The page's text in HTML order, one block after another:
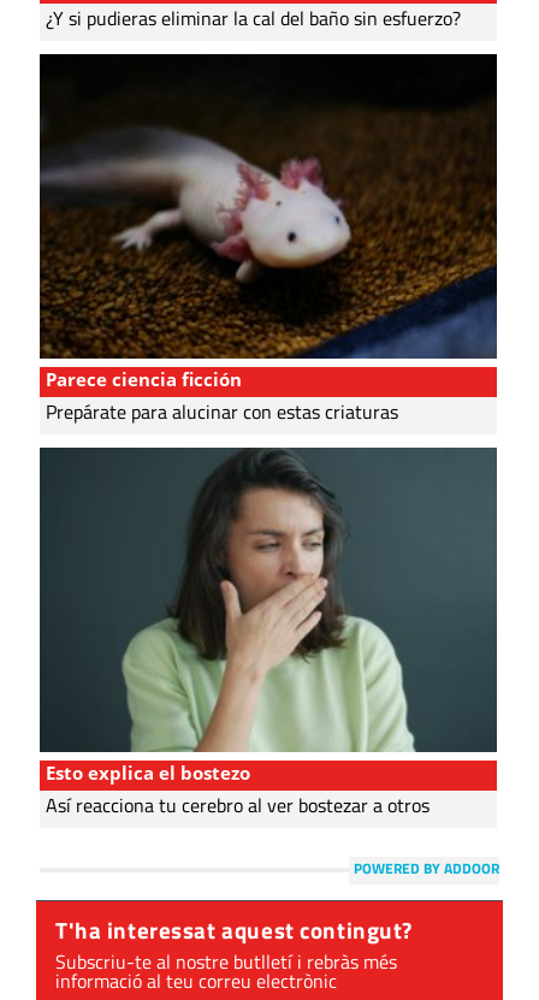
¿Y si pudieras eliminar la cal del baño sin esfuerzo?
Parece ciencia ficción
Prepárate para alucinar con estas criaturas
Esto explica el bostezo
Así reacciona tu cerebro al ver bostezar a otros
POWERED BY ADDOOR
T'ha interessat aquest contingut?
Subscriu-te al nostre butlletí i rebràs més
informació al teu correu electrònic